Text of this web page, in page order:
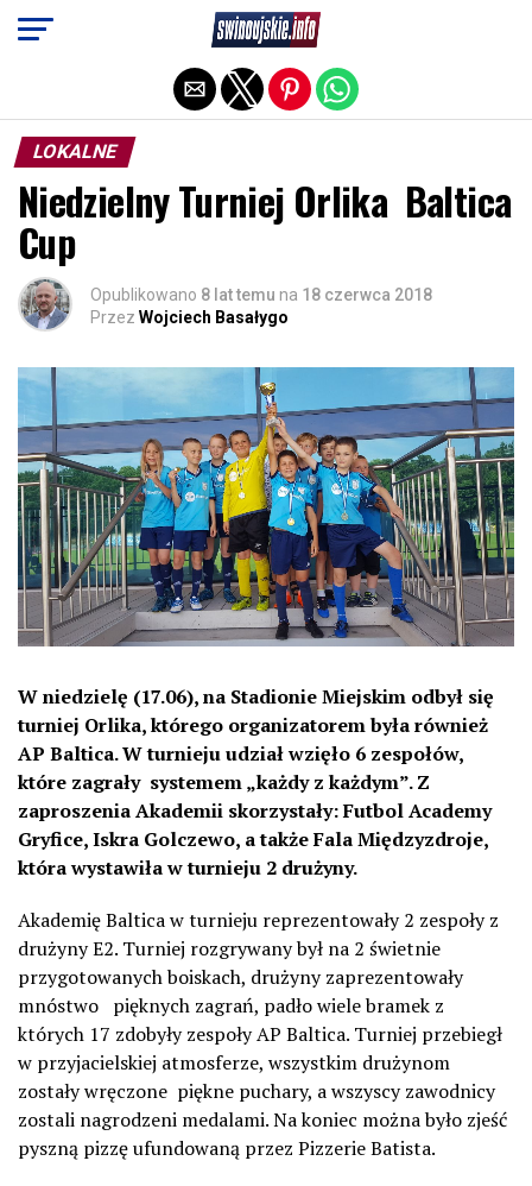
LOKALNE
Niedzielny Turniej Orlika Baltica
Cup
Opublikowano 8 lat temu na 18 czerwca 2018
Przez Wojciech Basałygo
W niedzielę (17.06), na Stadionie Miejskim odbył się
turniej Orlika, którego organizatorem była również
AP Baltica. W turnieju udział wzięło 6 zespołów,
które zagrały systemem „każdy z każdym”. Z
zaproszenia Akademii skorzystały: Futbol Academy
Gryfice, Iskra Golczewo, a także Fala Międzyzdroje,
która wystawiła w turnieju 2 drużyny.
Akademię Baltica w turnieju reprezentowały 2 zespoły z
drużyny E2. Turniej rozgrywany był na 2 świetnie
przygotowanych boiskach, drużyny zaprezentowały
mnóstwo pięknych zagrań, padło wiele bramek z
których 17 zdobyły zespoły AP Baltica. Turniej przebiegł
w przyjacielskiej atmosferze, wszystkim drużynom
zostały wręczone piękne puchary, a wszyscy zawodnicy
zostali nagrodzeni medalami. Na koniec można było zjeść
pyszną pizzę ufundowaną przez Pizzerie Batista.
Exit mobile version